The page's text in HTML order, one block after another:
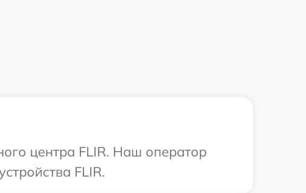
центра FLIR. Наш оператор
FLIR.